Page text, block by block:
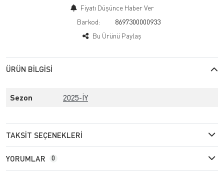
Fiyatı Düşünce Haber Ver
Barkod:
8697300000933
Bu Ürünü Paylaş
ÜRÜN BILGISI
Sezon 2025-İY
TAKSIT SEÇENEKLERI
YORUMLAR 0